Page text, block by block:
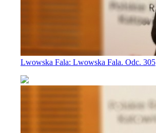
Lwowska Fala: Lwowska Fala. Odc. 305